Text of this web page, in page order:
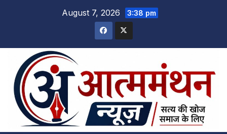
August 7, 2026 3:38 pm